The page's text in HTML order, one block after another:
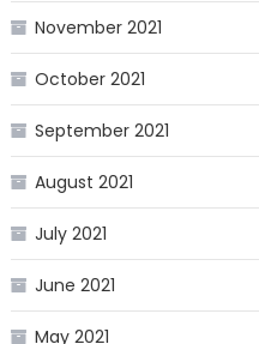
November 2021
October 2021
September 2021
August 2021
July 2021
June 2021
May 2021